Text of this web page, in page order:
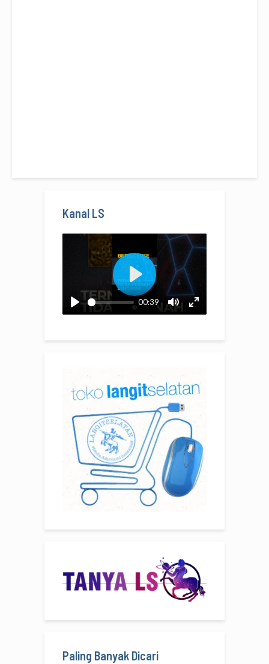
Kanal LS
Paling Banyak Dicari